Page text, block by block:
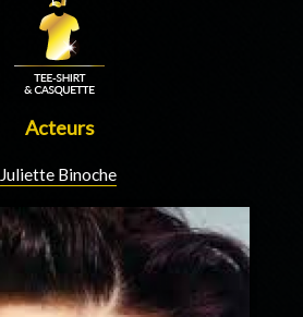
Acteurs
Juliette Binoche